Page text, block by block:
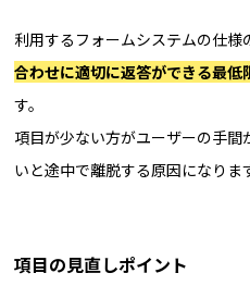
利用するフォームシステムの仕様
合わせに適切に返答ができる最低
す。
項目が少ない方がユーザーの手
いと途中で離脱する原因になりま
項目の見直しポイント